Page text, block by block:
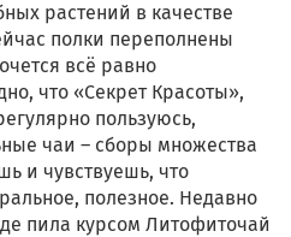
растений в качестве
полки переполнены
всё равно
что «Секрет Красоты»,
пользуюсь,
чаи – сборы множества
и чувствуешь, что
полезное. Недавно
пила курсом Литофиточай